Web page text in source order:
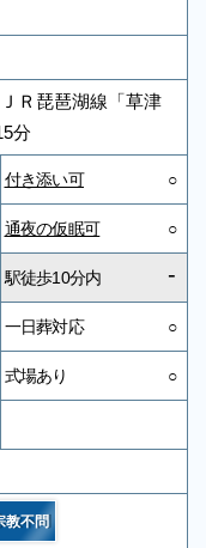
Ｒ琵琶湖線「草津
分
付き添い可 ○
通夜の仮眠可 ○
駅徒歩10分内 -
一日葬対応 ○
式場あり ○
教不問